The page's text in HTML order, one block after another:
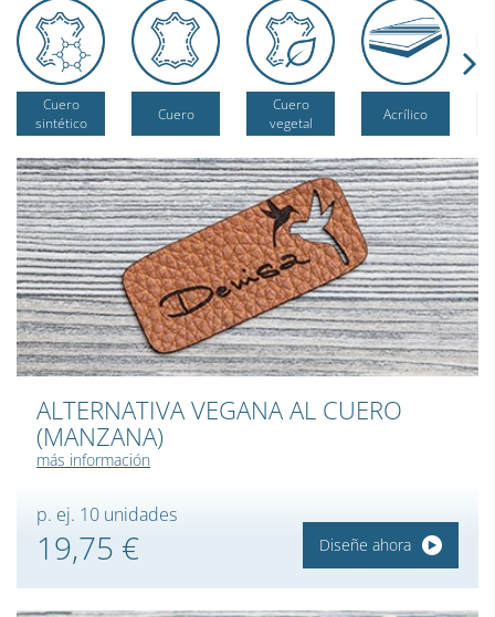
Cuero
sintético
Cuero
Cuero
vegetal
Acrílico
ALTERNATIVA VEGANA AL CUERO
(MANZANA)
más información
p. ej. 10 unidades
19,75 € Diseñe ahora